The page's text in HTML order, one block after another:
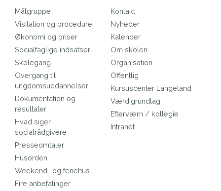
Målgruppe
Visitation og procedure
Økonomi og priser
Socialfaglige indsatser
Skolegang
Overgang til
ungdomsuddannelser
Dokumentation og
resultater
Hvad siger
socialrådgivere
Presseomtaler
Husorden
Weekend- og feriehus
Fire anbefalinger
Kontakt
Nyheder
Kalender
Om skolen
Organisation
Offentlig
Kursuscenter Langeland
Værdigrundlag
Efterværn / kollegie
Intranet